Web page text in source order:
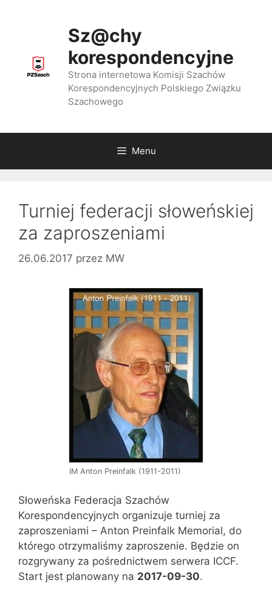
Sz@chy
korespondencyjne
Strona internetowa Komisji Szachów
Korespondencyjnych Polskiego Związku
Szachowego
Menu
Turniej federacji słoweńskiej
za zaproszeniami
26.06.2017 przez MW
IM Anton Preinfalk (1911-2011)
Słoweńska Federacja Szachów
Korespondencyjnych organizuje turniej za
zaproszeniami – Anton Preinfalk Memorial, do
którego otrzymaliśmy zaproszenie. Będzie on
rozgrywany za pośrednictwem serwera ICCF.
Start jest planowany na 2017-09-30.